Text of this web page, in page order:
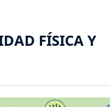
FÍSICA Y